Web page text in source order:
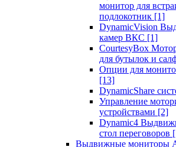
монитор для
подлокотник [1]
DynamicVision
камер ВКС [1]
CourtesyBox
для бутылок и
Опции для
[13]
DynamicShare
Управление
устройствами [2]
Dynamic4
стол переговоров
Выдвижные мониторы